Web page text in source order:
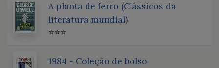
A planta de ferro (Clássicos da
literatura mundial)
⭐⭐⭐
1984 - Coleção de bolso